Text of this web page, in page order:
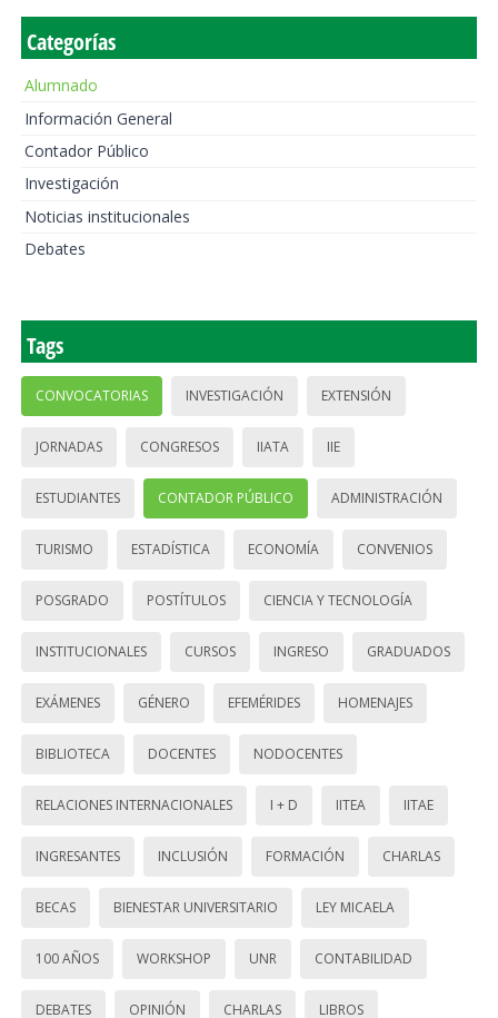
Categorías
Alumnado
Información General
Contador Público
Investigación
Noticias institucionales
Debates
Tags
CONVOCATORIAS INVESTIGACIÓN EXTENSIÓN
JORNADAS CONGRESOS IIATA IIE
ESTUDIANTES CONTADOR PÚBLICO ADMINISTRACIÓN
TURISMO ESTADÍSTICA ECONOMÍA CONVENIOS
POSGRADO POSTÍTULOS CIENCIA Y TECNOLOGÍA
INSTITUCIONALES CURSOS INGRESO GRADUADOS
EXÁMENES GÉNERO EFEMÉRIDES HOMENAJES
BIBLIOTECA DOCENTES NODOCENTES
RELACIONES INTERNACIONALES I + D IITEA IITAE
INGRESANTES INCLUSIÓN FORMACIÓN CHARLAS
BECAS BIENESTAR UNIVERSITARIO LEY MICAELA
100 AÑOS WORKSHOP UNR CONTABILIDAD
DEBATES OPINIÓN CHARLAS LIBROS